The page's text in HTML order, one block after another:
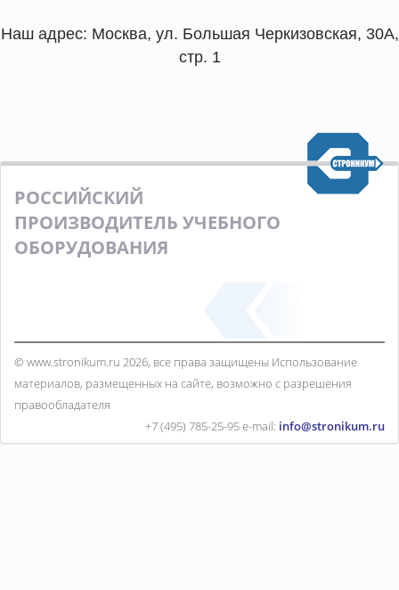
Наш адрес: Москва, ул. Большая Черкизовская, 30А,
стр. 1
РОССИЙСКИЙ
ПРОИЗВОДИТЕЛЬ УЧЕБНОГО
ОБОРУДОВАНИЯ
© www.stronikum.ru 2026, все права защищены Использование
материалов, размещенных на сайте, возможно с разрешения
правообладателя
+7 (495) 785-25-95e-mail: info@stronikum.ru